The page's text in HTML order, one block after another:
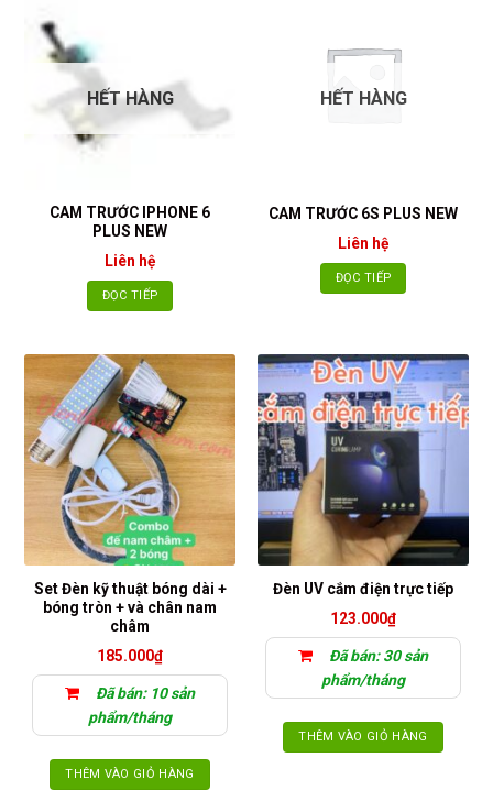
HẾT HÀNG
CAM TRƯỚC IPHONE 6
PLUS NEW
Liên hệ
ĐỌC TIẾP
HẾT HÀNG
CAM TRƯỚC 6S PLUS NEW
Liên hệ
ĐỌC TIẾP
Set Đèn kỹ thuật bóng dài +
bóng tròn + và chân nam
châm
185.000₫
Đã bán: 10 sản
phẩm/tháng
THÊM VÀO GIỎ HÀNG
Đèn UV cắm điện trực tiếp
123.000₫
Đã bán: 30 sản
phẩm/tháng
THÊM VÀO GIỎ HÀNG